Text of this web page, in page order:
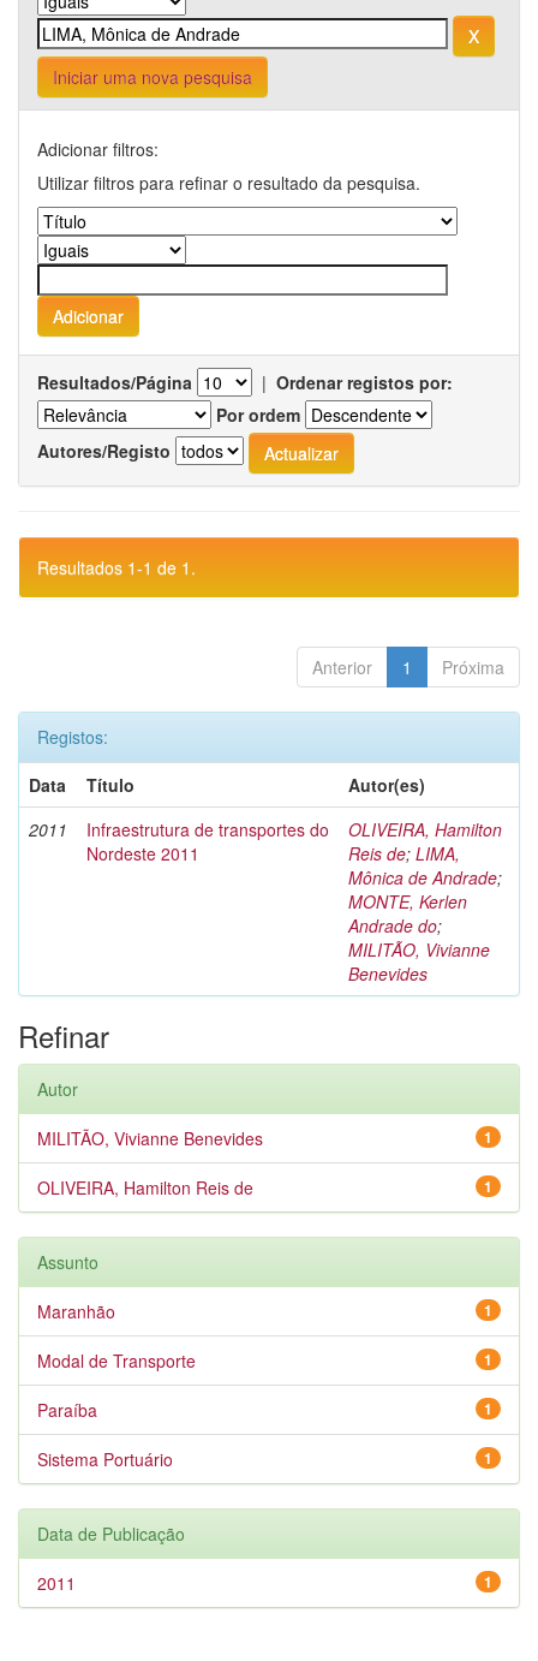
Iniciar uma nova pesquisa
Adicionar filtros:
Utilizar filtros para refinar o resultado da pesquisa.
Resultados/Página | Ordenar registos por:
Por ordem
Autores/Registo
Resultados 1-1 de 1.
Anterior 1 Próxima
Registos:
Data
Título
Autor(es)
2011
Infraestrutura de transportes do
Nordeste 2011
OLIVEIRA, Hamilton
Reis de; LIMA,
Mônica de Andrade;
MONTE, Kerlen
Andrade do;
MILITÃO, Vivianne
Benevides
Refinar
Autor
1
MILITÃO, Vivianne Benevides
1
OLIVEIRA, Hamilton Reis de
Assunto
1
Maranhão
1
Modal de Transporte
1
Paraíba
1
Sistema Portuário
Data de Publicação
1
2011